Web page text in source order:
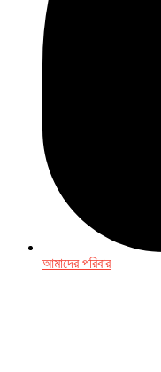
আমাদের পরিবার